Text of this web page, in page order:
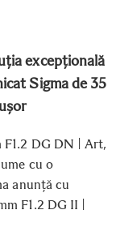
excepțională
Sigma de 35
F1.2 DG DN | Art,
cu o
anunță cu
F1.2 DG II |